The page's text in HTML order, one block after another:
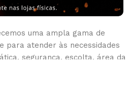
uma ampla gama de
para atender às necessidades
segurança, escolta, área da